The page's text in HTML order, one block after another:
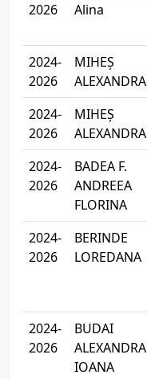
2026
Alina
2024-
2026
MIHEȘ
ALEXANDRA
2024-
2026
MIHEȘ
ALEXANDRA
2024-
2026
BADEA F.
ANDREEA
FLORINA
2024-
2026
BERINDE
LOREDANA
2024-
2026
BUDAI
ALEXANDRA
IOANA